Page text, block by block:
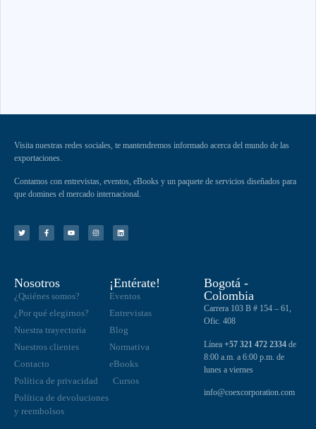
Visita nuestras redes sociales, te mantendremos informado acerca del mundo de las
exportaciones.
Contamos con entrevistas, eventos, eBooks y un paquete de servicios diseñados para
que domines el mercado internacional.
Nosotros
¿Quiénes somos?
¿Por qué elegirnos?
Nuestra trayectoria
Nuestros clientes
Contacto
Política de privacidad
Política de devoluciones
y reembolsos
¡Entérate!
Eventos
Entrevistas
Blog
Normativa
eBooks
Cursos
Bogotá -
Colombia
Carrera 103 B # 154 – 61,
Ofic. 408
Línea +57 321 472 2334de
8:00 a.m. a 6:00 p.m. de
lunes a viernes
info@coexcorporation.com